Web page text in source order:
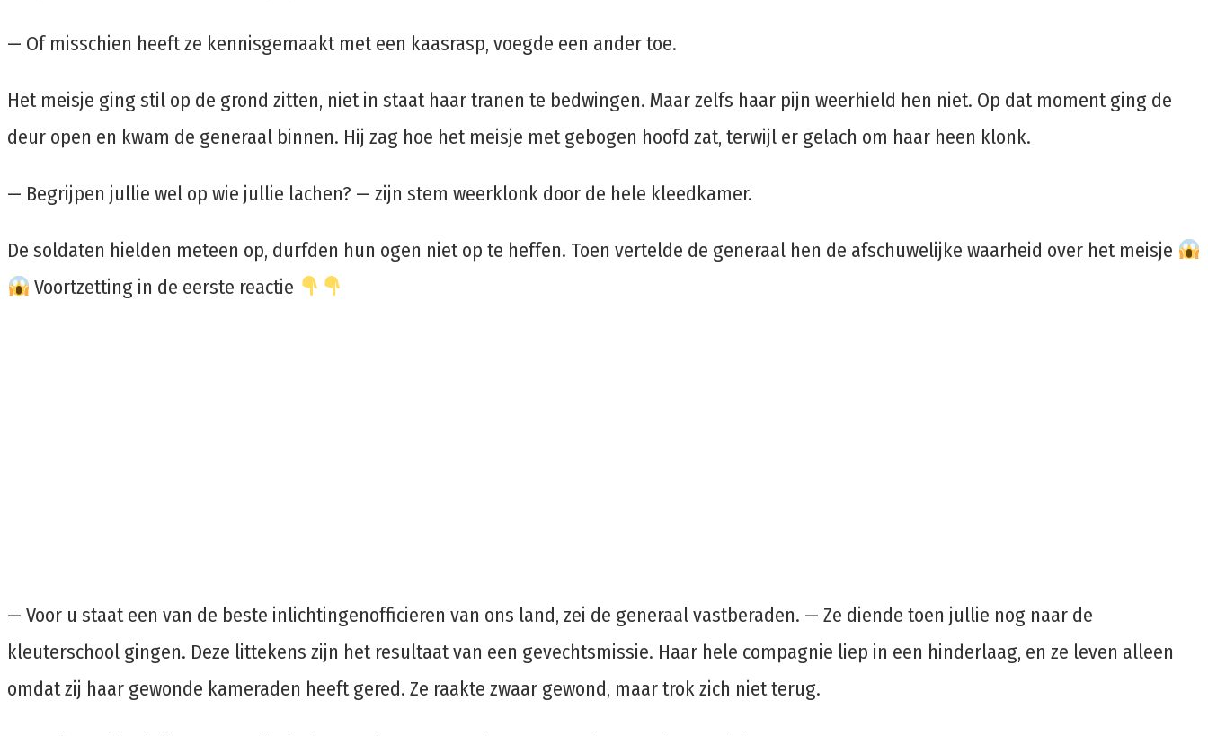
— Of misschien heeft ze kennisgemaakt met een kaasrasp, voegde een ander toe.
Het meisje ging stil op de grond zitten, niet in staat haar tranen te bedwingen. Maar zelfs haar pijn weerhield hen niet. Op dat moment ging de
deur open en kwam de generaal binnen. Hij zag hoe het meisje met gebogen hoofd zat, terwijl er gelach om haar heen klonk.
— Begrijpen jullie wel op wie jullie lachen? — zijn stem weerklonk door de hele kleedkamer.
De soldaten hielden meteen op, durfden hun ogen niet op te heffen. Toen vertelde de generaal hen de afschuwelijke waarheid over het meisje
Voortzetting in de eerste reactie
— Voor u staat een van de beste inlichtingenofficieren van ons land, zei de generaal vastberaden. — Ze diende toen jullie nog naar de
kleuterschool gingen. Deze littekens zijn het resultaat van een gevechtsmissie. Haar hele compagnie liep in een hinderlaag, en ze leven alleen
omdat zij haar gewonde kameraden heeft gered. Ze raakte zwaar gewond, maar trok zich niet terug.